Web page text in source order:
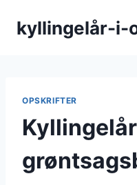
kyllingelår-i-
OPSKRIFTER